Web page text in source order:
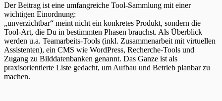
Der Beitrag ist eine umfangreiche Tool-Sammlung mit einer
wichtigen Einordnung:
„unverzichtbar“ meint nicht ein konkretes Produkt, sondern die
Tool-Art, die Du in bestimmten Phasen brauchst. Als Überblick
werden u.a. Teamarbeits-Tools (inkl. Zusammenarbeit mit virtuellen
Assistenten), ein CMS wie WordPress, Recherche-Tools und
Zugang zu Bilddatenbanken genannt. Das Ganze ist als
praxisorientierte Liste gedacht, um Aufbau und Betrieb planbar zu
machen.